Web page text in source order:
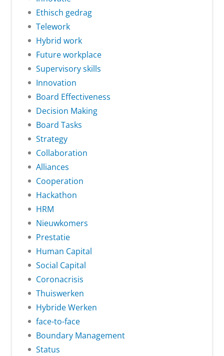
Ethisch gedrag
Telework
Hybrid work
Future workplace
Supervisory skills
Innovation
Board Effectiveness
Decision Making
Board Tasks
Strategy
Collaboration
Alliances
Cooperation
Hackathon
HRM
Nieuwkomers
Prestatie
Human Capital
Social Capital
Coronacrisis
Thuiswerken
Hybride Werken
face-to-face
Boundary Management
Status